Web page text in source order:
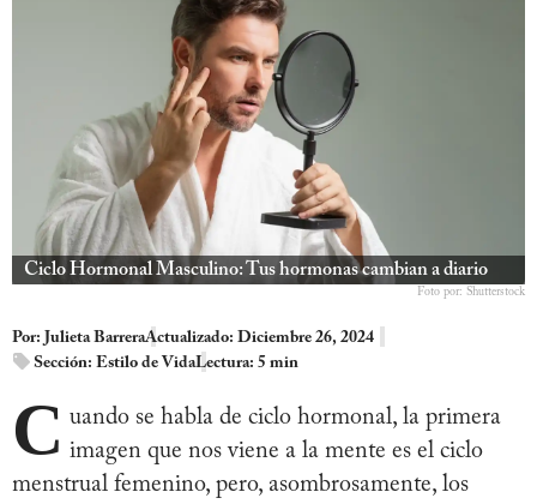
Ciclo Hormonal Masculino: Tus hormonas cambian a diario
Foto por: Shutterstock
Por: Julieta BarreraActualizado: Diciembre 26, 2024
Sección: Estilo de VidaLectura: 5 min
C uando se habla de ciclo hormonal, la primera
imagen que nos viene a la mente es el ciclo
menstrual femenino, pero, asombrosamente, los